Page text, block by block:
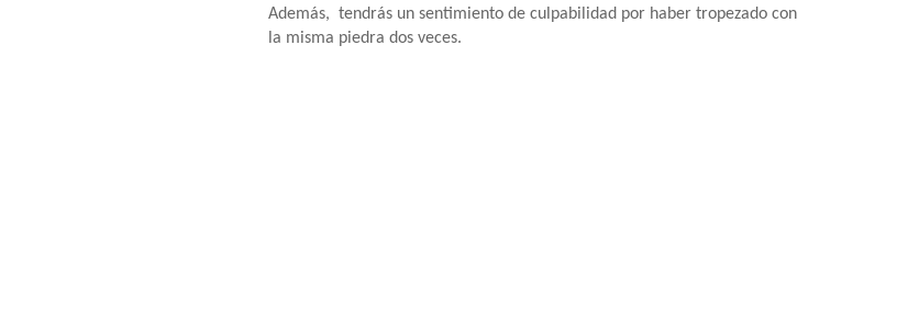
Además, tendrás un sentimiento de culpabilidad por haber tropezado con
la misma piedra dos veces.